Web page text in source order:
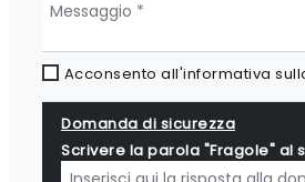
Acconsento all'informativa
Domanda di sicurezza
Scrivere la parola "Fragole" al